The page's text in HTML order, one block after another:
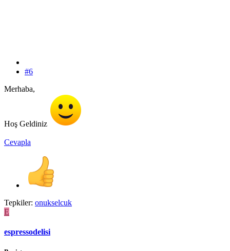
#6
Merhaba,
Hoş Geldiniz
Cevapla
Tepkiler: onukselcuk
E
espressodelisi